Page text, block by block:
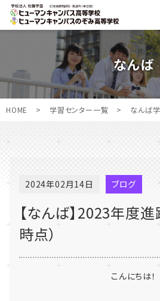
なんば
HOME > 学習センター一覧 > なんば
2024年02月14日 ブログ
【なんば】2023年度
時点）
こんにちは！